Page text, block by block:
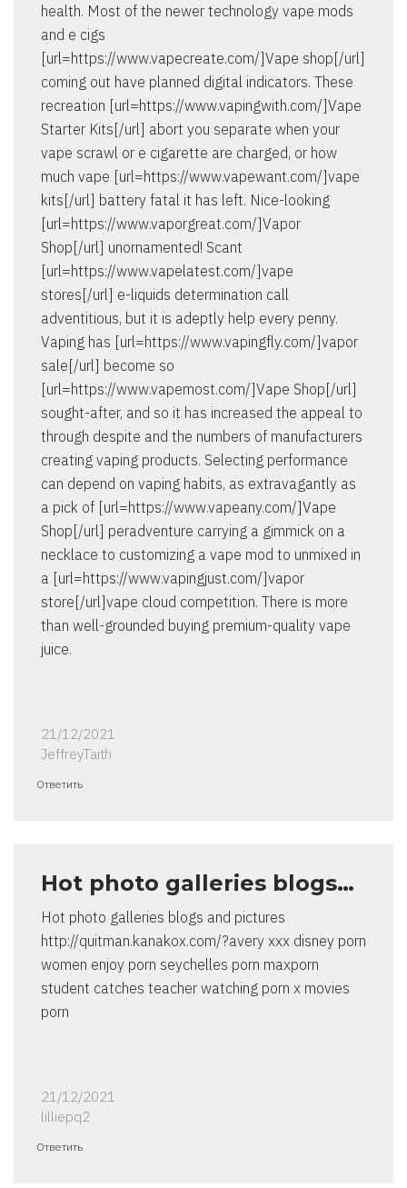
health. Most of the newer technology vape mods
and e cigs
[url=https://www.vapecreate.com/]Vape shop[/url]
coming out have planned digital indicators. These
recreation [url=https://www.vapingwith.com/]Vape
Starter Kits[/url] abort you separate when your
vape scrawl or e cigarette are charged, or how
much vape [url=https://www.vapewant.com/]vape
kits[/url] battery fatal it has left. Nice-looking
[url=https://www.vaporgreat.com/]Vapor
Shop[/url] unornamented! Scant
[url=https://www.vapelatest.com/]vape
stores[/url] e-liquids determination call
adventitious, but it is adeptly help every penny.
Vaping has [url=https://www.vapingfly.com/]vapor
sale[/url] become so
[url=https://www.vapemost.com/]Vape Shop[/url]
sought-after, and so it has increased the appeal to
through despite and the numbers of manufacturers
creating vaping products. Selecting performance
can depend on vaping habits, as extravagantly as
a pick of [url=https://www.vapeany.com/]Vape
Shop[/url] peradventure carrying a gimmick on a
necklace to customizing a vape mod to unmixed in
a [url=https://www.vapingjust.com/]vapor
store[/url]vape cloud competition. There is more
than well-grounded buying premium-quality vape
juice.
21/12/2021
JeffreyTaith
Ответить
Hot photo galleries blogs…
Hot photo galleries blogs and pictures
http://quitman.kanakox.com/?avery xxx disney porn
women enjoy porn seychelles porn maxporn
student catches teacher watching porn x movies
porn
21/12/2021
lilliepq2
Ответить